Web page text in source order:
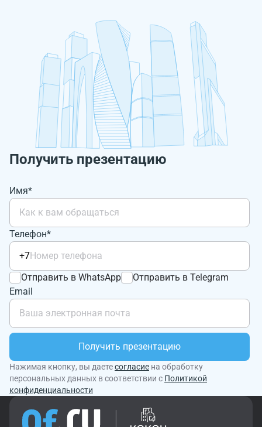
Получить презентацию
Имя*
Телефон*
+7
Отправить в WhatsApp
Отправить в Telegram
Email
Получить презентацию
Нажимая кнопку, вы даетесогласие на обработку
персональных данных в соответствии с Политикой
конфиденциальности